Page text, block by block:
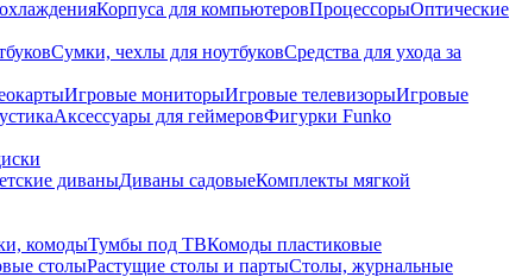
Корпуса для компьютеровПроцессорыОптические
Сумки, чехлы для ноутбуковСредства для ухода за
Игровые мониторыИгровые телевизорыИгровые
Аксессуары для геймеровФигурки Funko
диваныДиваны садовыеКомплекты мягкой
комодыТумбы под ТВКомоды пластиковые
столыРастущие столы и партыСтолы, журнальные